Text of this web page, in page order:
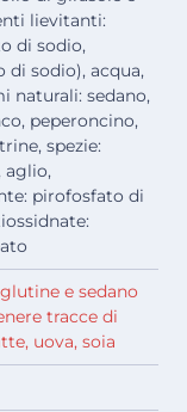
lievitanti:
di sodio,
di sodio), acqua,
naturali: sedano,
peperoncino,
spezie:
aglio,
pirofosfato di
e sedano
tracce di
uova, soia